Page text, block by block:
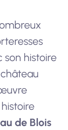
son histoire
de Blois